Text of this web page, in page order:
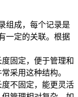
组成，每个记录是
一定的关联。根据
固定，便于管理和
采用这种结构。
不固定，能更灵活